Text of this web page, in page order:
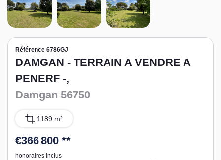
Référence 6786GJ
DAMGAN - TERRAIN A VENDRE A
PENERF -,
Damgan 56750
1189 m²
€366 800 **
honoraires inclus